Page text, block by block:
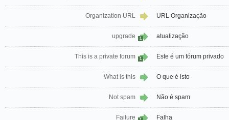
Organization URL URL Organização
upgrade 1 atualização
This is a private forum 1 Este é um fórum privado
What is this O que é isto
Not spam Não é spam
Failure Falha